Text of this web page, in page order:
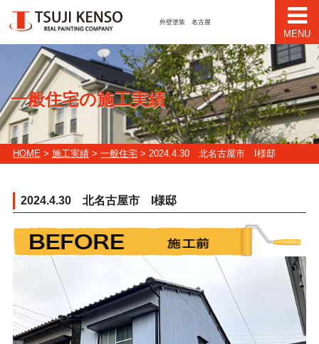
外壁塗装 名古屋
MENU
一般住宅の施工実績
HOME> 施工実績> 一般住宅> 2024.4.30 北名古屋市 I様邸
2024.4.30 北名古屋市 I様邸